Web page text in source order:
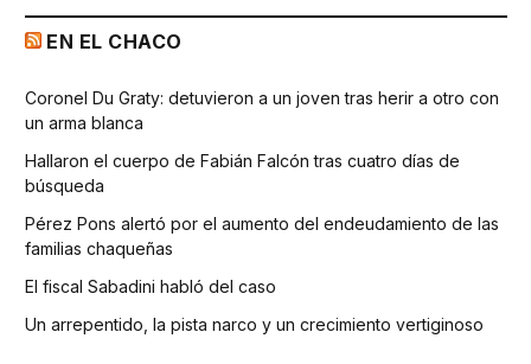
EN EL CHACO
Coronel Du Graty: detuvieron a un joven tras herir a otro con
un arma blanca
Hallaron el cuerpo de Fabián Falcón tras cuatro días de
búsqueda
Pérez Pons alertó por el aumento del endeudamiento de las
familias chaqueñas
El fiscal Sabadini habló del caso
Un arrepentido, la pista narco y un crecimiento vertiginoso